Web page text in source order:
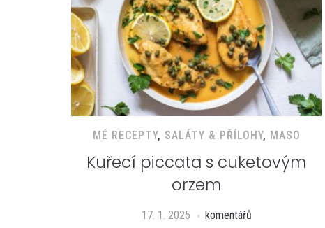
MÉ RECEPTY, SALÁTY & PŘÍLOHY, MASO
Kuřecí piccata s cuketovým
orzem
17. 1. 2025 komentářů